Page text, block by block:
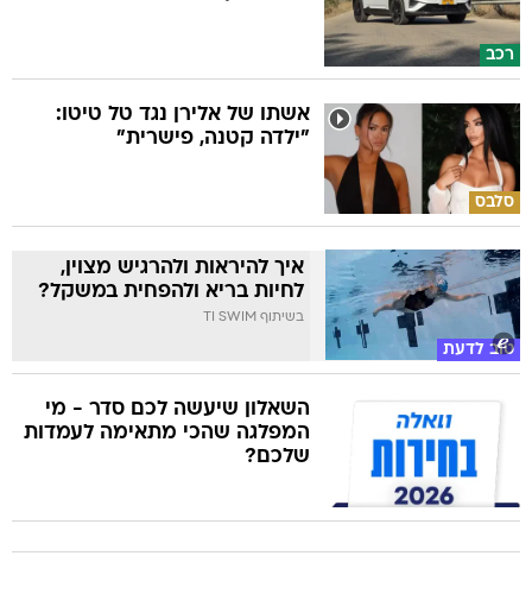
רכב
סלבס
אשתו של אלירן נגד טל טיטו:
"ילדה קטנה, פישרית"
טוב לדעת
איך להיראות ולהרגיש מצוין,
לחיות בריא ולהפחית במשקל?
בשיתוף TI SWIM
השאלון שיעשה לכם סדר - מי
המפלגה שהכי מתאימה לעמדות
שלכם?